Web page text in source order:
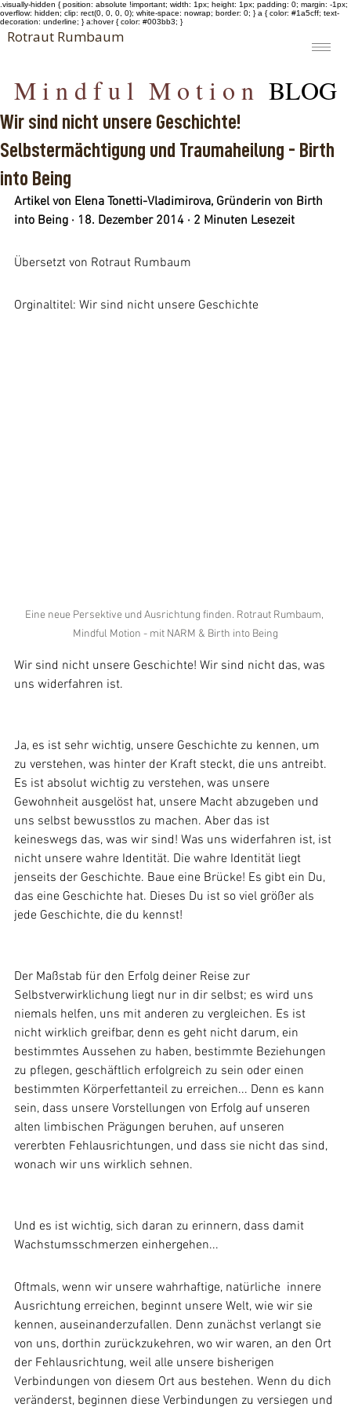
.visually-hidden { position: absolute !important; width: 1px; height: 1px; padding: 0; margin: -1px;
overflow: hidden; clip: rect(0, 0, 0, 0); white-space: nowrap; border: 0; } a { color: #1a5cff; text-
decoration: underline; } a:hover { color: #003bb3; }
Rotraut Rumbaum
Wir sind nicht unsere Geschichte!
Selbstermächtigung und Traumaheilung - Birth
into Being
Artikel von Elena Tonetti-Vladimirova, Gründerin von Birth
into Being · 18. Dezember 2014 · 2 Minuten Lesezeit
Übersetzt von Rotraut Rumbaum
Orginaltitel: Wir sind nicht unsere Geschichte
Eine neue Persektive und Ausrichtung finden. Rotraut Rumbaum,
Mindful Motion - mit NARM & Birth into Being
Wir sind nicht unsere Geschichte! Wir sind nicht das, was
uns widerfahren ist.
Ja, es ist sehr wichtig, unsere Geschichte zu kennen, um
zu verstehen, was hinter der Kraft steckt, die uns antreibt.
Es ist absolut wichtig zu verstehen, was unsere
Gewohnheit ausgelöst hat, unsere Macht abzugeben und
uns selbst bewusstlos zu machen. Aber das ist
keineswegs das, was wir sind! Was uns widerfahren ist, ist
nicht unsere wahre Identität. Die wahre Identität liegt
jenseits der Geschichte. Baue eine Brücke! Es gibt ein Du,
das eine Geschichte hat. Dieses Du ist so viel größer als
jede Geschichte, die du kennst!
Der Maßstab für den Erfolg deiner Reise zur
Selbstverwirklichung liegt nur in dir selbst; es wird uns
niemals helfen, uns mit anderen zu vergleichen. Es ist
nicht wirklich greifbar, denn es geht nicht darum, ein
bestimmtes Aussehen zu haben, bestimmte Beziehungen
zu pflegen, geschäftlich erfolgreich zu sein oder einen
bestimmten Körperfettanteil zu erreichen... Denn es kann
sein, dass unsere Vorstellungen von Erfolg auf unseren
alten limbischen Prägungen beruhen, auf unseren
vererbten Fehlausrichtungen, und dass sie nicht das sind,
wonach wir uns wirklich sehnen.
Und es ist wichtig, sich daran zu erinnern, dass damit
Wachstumsschmerzen einhergehen...
Oftmals, wenn wir unsere wahrhaftige, natürliche  innere
Ausrichtung erreichen, beginnt unsere Welt, wie wir sie
kennen, auseinanderzufallen. Denn zunächst verlangt sie
von uns, dorthin zurückzukehren, wo wir waren, an den Ort
der Fehlausrichtung, weil alle unsere bisherigen
Verbindungen von diesem Ort aus bestehen. Wenn du dich
veränderst, beginnen diese Verbindungen zu versiegen und
M i n d f u l M o t i o n BLOG